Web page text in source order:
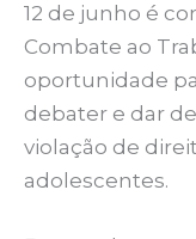
12 de junho é
Combate ao
oportunidade
debater e dar
violação de
adolescentes.